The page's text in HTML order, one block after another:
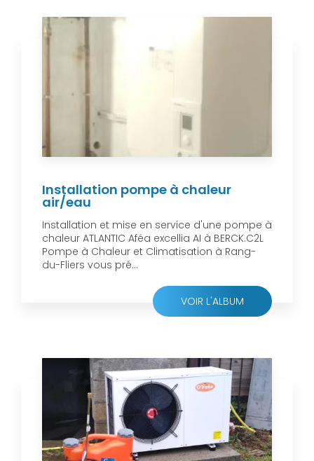
Installation pompe à chaleur
air/eau
Installation et mise en service d'une pompe à
chaleur ATLANTIC Aféa excellia AI à BERCK.C2L
Pompe à Chaleur et Climatisation à Rang-
du-Fliers vous pré...
VOIR L'ALBUM